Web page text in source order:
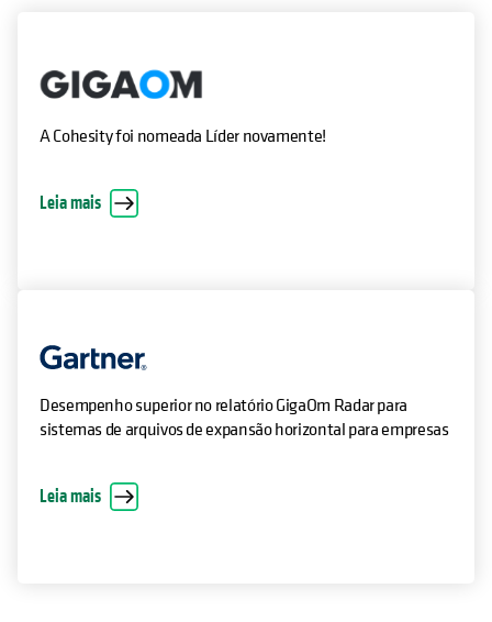
A Cohesity foi nomeada Líder novamente!
Leia mais
Desempenho superior no relatório GigaOm Radar para
sistemas de arquivos de expansão horizontal para empresas
Leia mais